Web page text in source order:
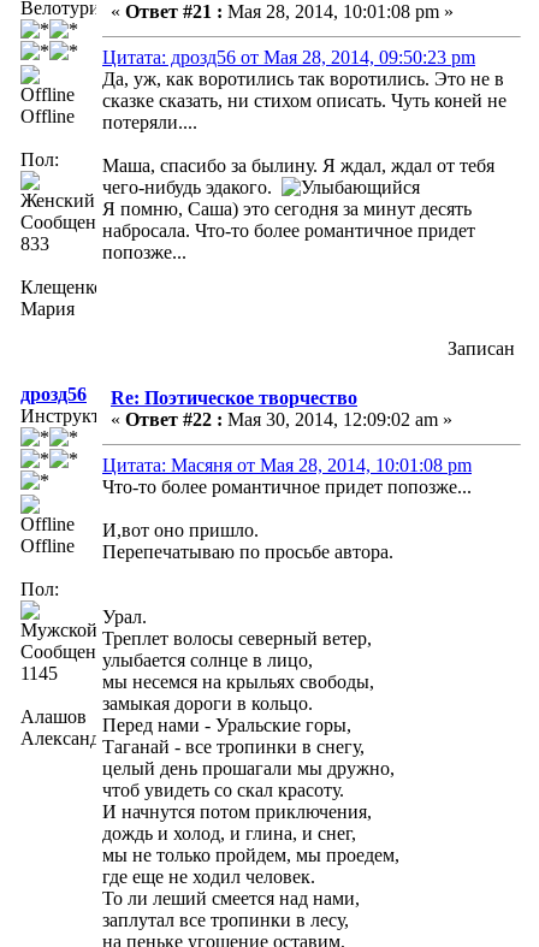
Велотурист
Offline
Пол:
Сообщений:
833
Клещенко
Мария
« Ответ #21 : Мая 28, 2014, 10:01:08 pm »
Цитата: дрозд56 от Мая 28, 2014, 09:50:23 pm
Да, уж, как воротились так воротились. Это не в
сказке сказать, ни стихом описать. Чуть коней не
потеряли....
Маша, спасибо за былину. Я ждал, ждал от тебя
чего-нибудь эдакого.
Я помню, Саша) это сегодня за минут десять
набросала. Что-то более романтичное придет
попозже...
Записан
дрозд56
Инструктор
Offline
Пол:
Сообщений:
1145
Алашов
Александр
Re: Поэтическое творчество
« Ответ #22 : Мая 30, 2014, 12:09:02 am »
Цитата: Масяня от Мая 28, 2014, 10:01:08 pm
Что-то более романтичное придет попозже...
И,вот оно пришло.
Перепечатываю по просьбе автора.
Урал.
Треплет волосы северный ветер,
улыбается солнце в лицо,
мы несемся на крыльях свободы,
замыкая дороги в кольцо.
Перед нами - Уральские горы,
Таганай - все тропинки в снегу,
целый день прошагали мы дружно,
чтоб увидеть со скал красоту.
И начнутся потом приключения,
дождь и холод, и глина, и снег,
мы не только пройдем, мы проедем,
где еще не ходил человек.
То ли леший смеется над нами,
заплутал все тропинки в лесу,
на пеньке угощение оставим,